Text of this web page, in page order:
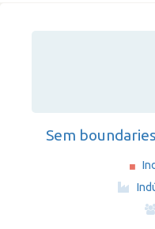
Sem